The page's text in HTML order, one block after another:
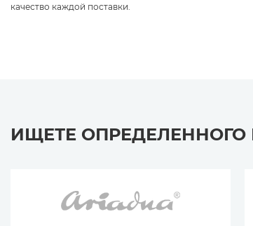
качество каждой поставки.
ИЩЕТЕ ОПРЕДЕЛЕННОГО